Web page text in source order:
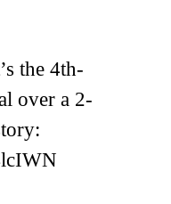
the 4th-
over a 2-